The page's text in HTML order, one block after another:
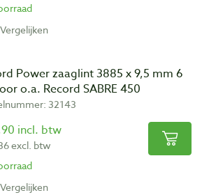
Vergelijken
Power zaaglint 3885 x 9,5 mm 6
o.a. Record SABRE 450
32143
incl. btw
excl. btw
Vergelijken